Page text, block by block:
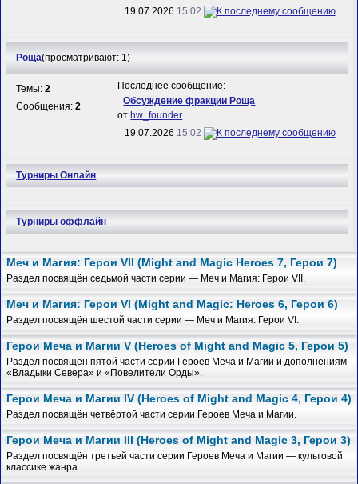
19.07.2026 15:02
Роща(просматривают: 1)
Темы:2
Сообщения:2
Последнее сообщение:
Обсуждение фракции Роща
от hw_founder
19.07.2026 15:02
Турниры Онлайн
Турниры оффлайн
Меч и Магия: Герои VII (Might and Magic Heroes 7, Герои 7)
Раздел посвящён седьмой части серии — Меч и Магия: Герои VII.
Меч и Магия: Герои VI (Might and Magic: Heroes 6, Герои 6)
Раздел посвящён шестой части серии — Меч и Магия: Герои VI.
Герои Меча и Магии V (Heroes of Might and Magic 5, Герои 5)
Раздел посвящён пятой части серии Героев Меча и Магии и дополнениям
«Владыки Севера» и «Повелители Орды».
Герои Меча и Магии IV (Heroes of Might and Magic 4, Герои 4)
Раздел посвящён четвёртой части серии Героев Меча и Магии.
Герои Меча и Магии III (Heroes of Might and Magic 3, Герои 3)
Раздел посвящён третьей части серии Героев Меча и Магии — культовой
классике жанра.